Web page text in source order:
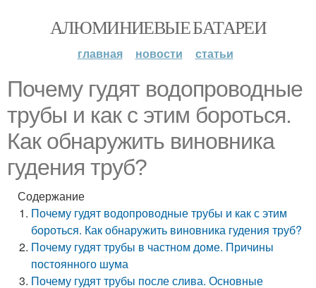
АЛЮМИНИЕВЫЕ БАТАРЕИ
главная новости статьи
Почему гудят водопроводные
трубы и как с этим бороться.
Как обнаружить виновника
гудения труб?
Содержание
Почему гудят водопроводные трубы и как с этим
бороться. Как обнаружить виновника гудения труб?
Почему гудят трубы в частном доме. Причины
постоянного шума
Почему гудят трубы после слива. Основные